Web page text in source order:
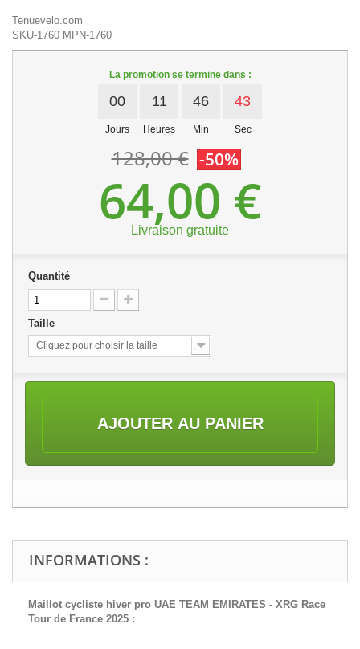
Tenuevelo.com
SKU-1760 MPN-1760
La promotion se termine dans :
00
Jours
11
Heures
46
Min
43
Sec
128,00 € -50%
64,00 €
Livraison gratuite
Quantité
Taille
Cliquez pour choisir la taille
AJOUTER AU PANIER
INFORMATIONS :
Maillot cycliste hiver pro UAE TEAM EMIRATES - XRG Race
Tour de France 2025 :